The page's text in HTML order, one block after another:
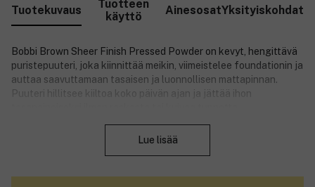
Tuotekuvaus
Tuotteen
käyttö
AinesosatYksityiskohdat
Bobbi Brown Sheer Finish Pressed Powder on kevyt, hengittävä
puristepuuteri, joka kiinnittää meikin, viimeistelee foundationin ja
auttaa saavuttamaan tasaisen ja luonnollisen mattapinnan.
Puuteri hillitsee kiiltoa koko päivän ajan ja jättää ihon
epätasaisuuksien näkyvyyttä. Sfääriset puuterihiukkaset
auttavat täyttämään hienoja juonteita ja antavat iholle sileän ja
Lue lisää